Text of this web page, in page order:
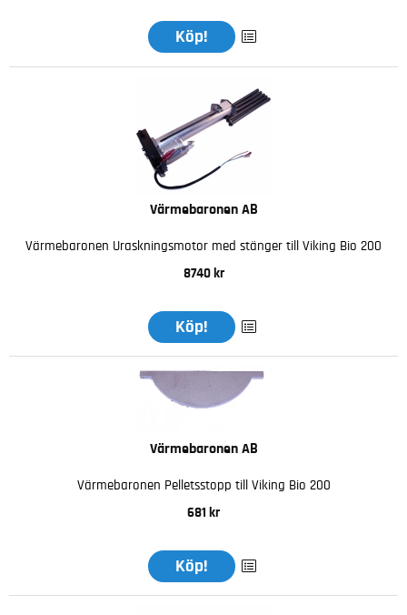
Köp!
Värmebaronen AB
Värmebaronen Uraskningsmotor med stänger till Viking Bio 200
8740 kr
Köp!
Värmebaronen AB
Värmebaronen Pelletsstopp till Viking Bio 200
681 kr
Köp!